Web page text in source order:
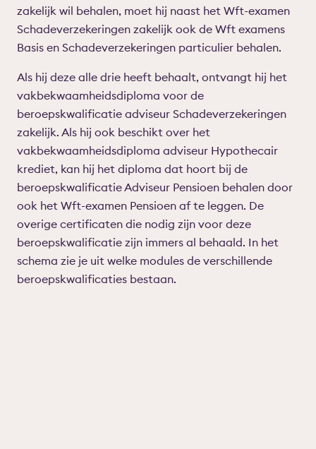
zakelijk wil behalen, moet hij naast het Wft-examen
Schadeverzekeringen zakelijk ook de Wft examens
Basis en Schadeverzekeringen particulier behalen.
Als hij deze alle drie heeft behaalt, ontvangt hij het
vakbekwaamheidsdiploma voor de
beroepskwalificatie adviseur Schadeverzekeringen
zakelijk. Als hij ook beschikt over het
vakbekwaamheidsdiploma adviseur Hypothecair
krediet, kan hij het diploma dat hoort bij de
beroepskwalificatie Adviseur Pensioen behalen door
ook het Wft-examen Pensioen af te leggen. De
overige certificaten die nodig zijn voor deze
beroepskwalificatie zijn immers al behaald. In het
schema zie je uit welke modules de verschillende
beroepskwalificaties bestaan.